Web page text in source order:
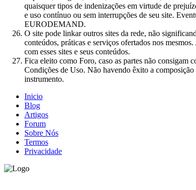
quaisquer tipos de indenizações em virtude de
e uso contínuo ou sem interrupções de seu site.
EURODEMAND.
O site pode linkar outros sites da rede, não
conteúdos, práticas e serviços ofertados nos
com esses sites e seus conteúdos.
Fica eleito como Foro, caso as partes não consigam
Condições de Uso. Não havendo êxito a
instrumento.
Inicio
Blog
Artigos
Forum
Sobre Nós
Termos
Privacidade